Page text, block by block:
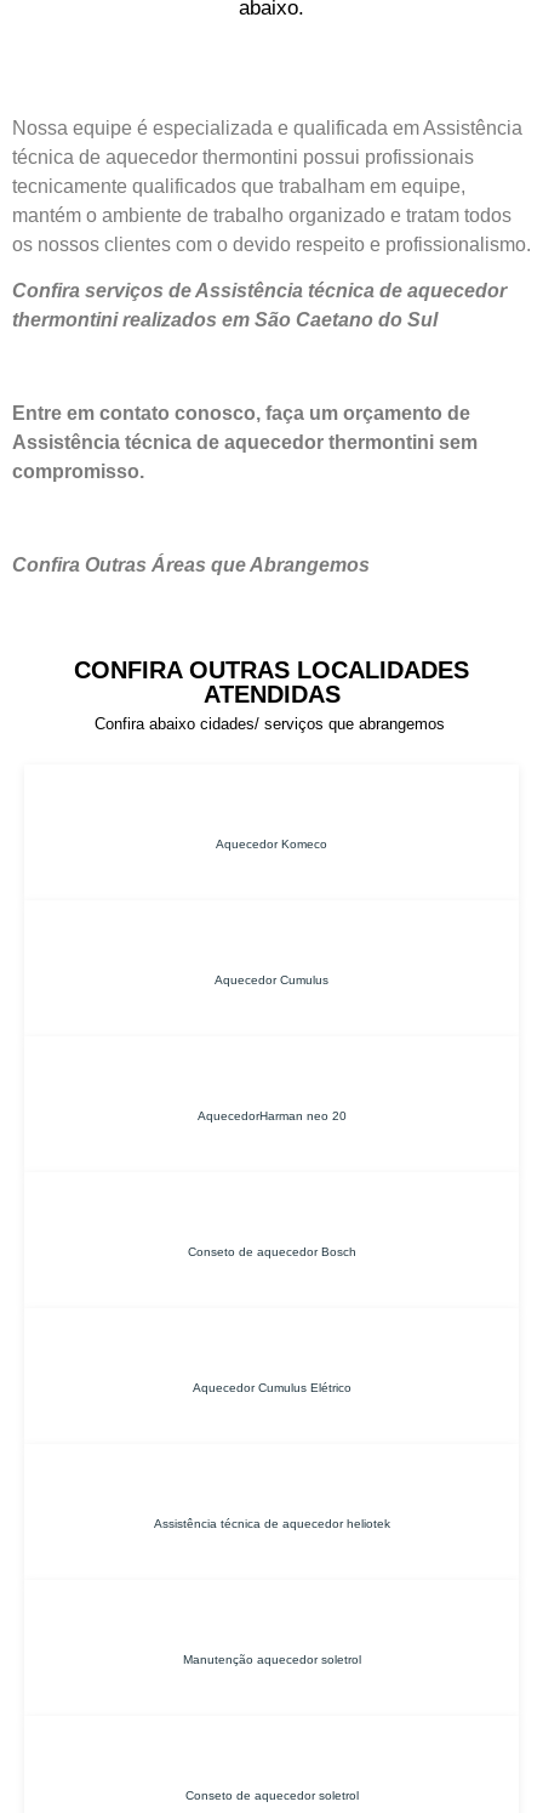
abaixo.
Nossa equipe é especializada e qualificada em Assistência
técnica de aquecedor thermontini possui profissionais
tecnicamente qualificados que trabalham em equipe,
mantém o ambiente de trabalho organizado e tratam todos
os nossos clientes com o devido respeito e profissionalismo.
Confira serviços de Assistência técnica de aquecedor
thermontini realizados em São Caetano do Sul
Entre em contato conosco, faça um orçamento de
Assistência técnica de aquecedor thermontini sem
compromisso.
Confira Outras Áreas que Abrangemos
CONFIRA OUTRAS LOCALIDADES
ATENDIDAS
Confira abaixo cidades/ serviços que abrangemos
Aquecedor Komeco
Aquecedor Cumulus
AquecedorHarman neo 20
Conseto de aquecedor Bosch
Aquecedor Cumulus Elétrico
Assistência técnica de aquecedor heliotek
Manutenção aquecedor soletrol
Conseto de aquecedor soletrol